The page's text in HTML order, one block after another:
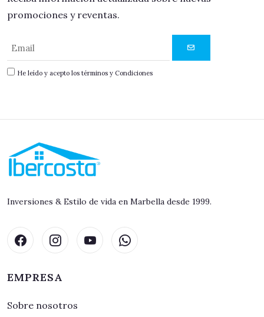
promociones y reventas.
He leído y acepto los términos y Condiciones
Inversiones & Estilo de vida en Marbella desde 1999.
EMPRESA
Sobre nosotros